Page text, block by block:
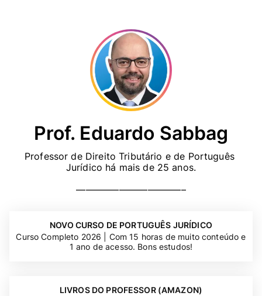
Prof. Eduardo Sabbag
Professor de Direito Tributário e de Português
–––––––––––––––––––––––
NOVO CURSO DE PORTUGUÊS JURÍDICO
Curso Completo 2026 | Com 15 horas de muito conteúdo e
1 ano de acesso. Bons estudos!
LIVROS DO PROFESSOR (AMAZON)